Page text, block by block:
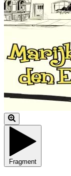
Fragment